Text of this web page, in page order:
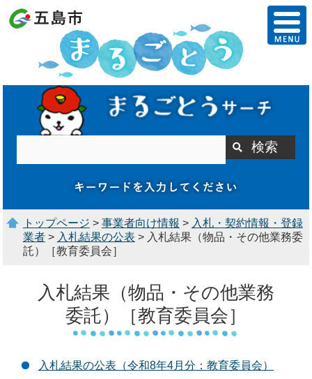
トップページ > 事業者向け情報 > 入札・契約情報・登録
業者> 入札結果の公表 > 入札結果（物品・その他業務委
託）［教育委員会］
入札結果（物品・その他業務
委託）［教育委員会］
入札結果の公表（令和8年4月分：教育委員会）